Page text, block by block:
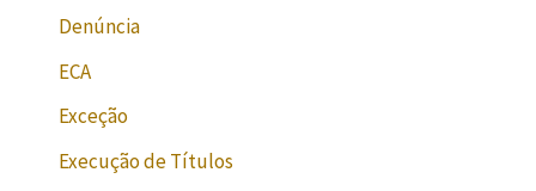
Denúncia
ECA
Exceção
Execução de Títulos